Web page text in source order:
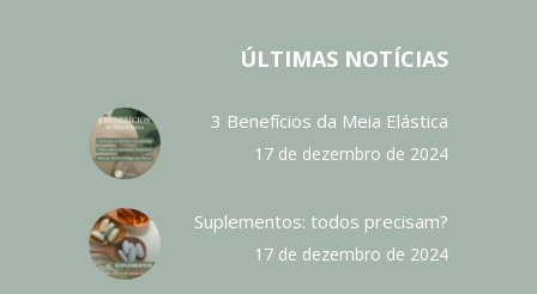
ÚLTIMAS NOTÍCIAS
3 Benefícios da Meia Elástica
17 de dezembro de 2024
Suplementos: todos precisam?
17 de dezembro de 2024